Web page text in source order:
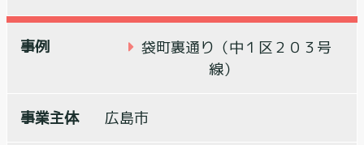
袋町裏通り（中１区２０３号
線）
広島市